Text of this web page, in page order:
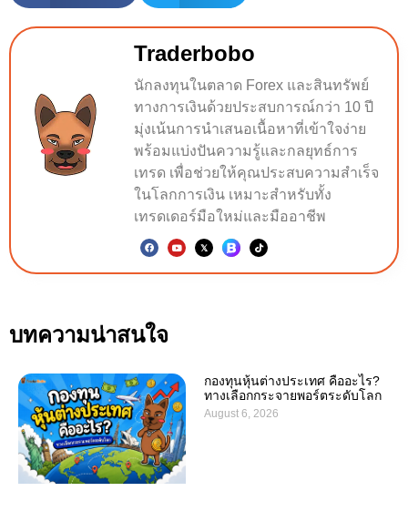
Traderbobo
นักลงทุนในตลาด Forex และสินทรัพย์
ทางการเงินด้วยประสบการณ์กว่า 10 ปี
มุ่งเน้นการนำเสนอเนื้อหาที่เข้าใจง่าย
พร้อมแบ่งปันความรู้และกลยุทธ์การ
เทรด เพื่อช่วยให้คุณประสบความสำเร็จ
ในโลกการเงิน เหมาะสำหรับทั้ง
เทรดเดอร์มือใหม่และมืออาชีพ
บทความน่าสนใจ
กองทุนหุ้นต่างประเทศ คืออะไร?
ทางเลือกกระจายพอร์ตระดับโลก
August 6, 2026